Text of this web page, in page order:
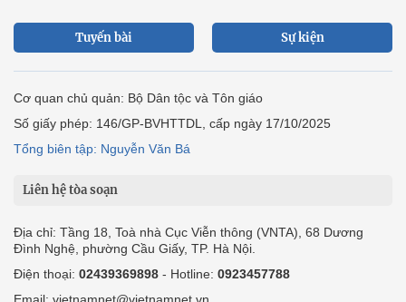
Tuyến bài Sự kiện
Cơ quan chủ quản: Bộ Dân tộc và Tôn giáo
Số giấy phép: 146/GP-BVHTTDL, cấp ngày 17/10/2025
Tổng biên tập: Nguyễn Văn Bá
Liên hệ tòa soạn
Địa chỉ: Tầng 18, Toà nhà Cục Viễn thông (VNTA), 68 Dương
Đình Nghệ, phường Cầu Giấy, TP. Hà Nội.
Điện thoại: 02439369898 - Hotline: 0923457788